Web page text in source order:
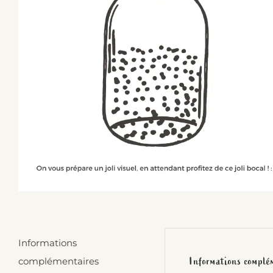
Informations
complémentaires
Informations